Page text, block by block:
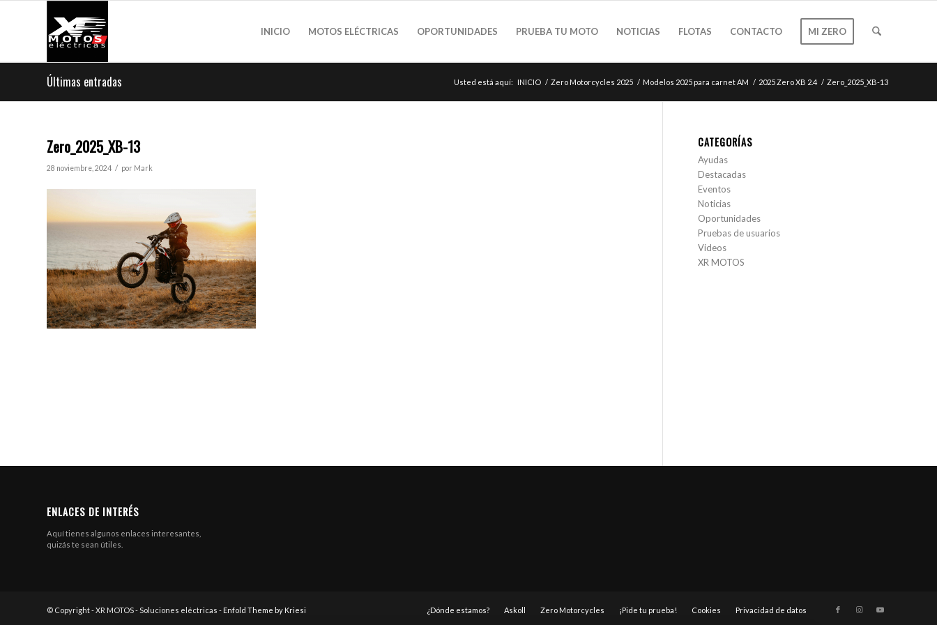
INICIO MOTOS ELÉCTRICAS OPORTUNIDADES PRUEBA TU MOTO NOTICIAS FLOTAS CONTACTO MI ZERO
Últimas entradas Usted está aquí: INICIO / Zero Motorcycles 2025 / Modelos 2025 para carnet AM / 2025 Zero XB 2.4 / Zero_2025_XB-13
Zero_2025_XB-13
28 noviembre, 2024 / por Mark
CATEGORÍAS
Ayudas
Destacadas
Eventos
Noticias
Oportunidades
Pruebas de usuarios
Videos
XR MOTOS
ENLACES DE INTERÉS
Aquí tienes algunos enlaces interesantes,
quizás te sean útiles.
© Copyright - XR MOTOS - Soluciones eléctricas - Enfold Theme by Kriesi ¿Dónde estamos? Askoll Zero Motorcycles ¡Pide tu prueba! Cookies Privacidad de datos